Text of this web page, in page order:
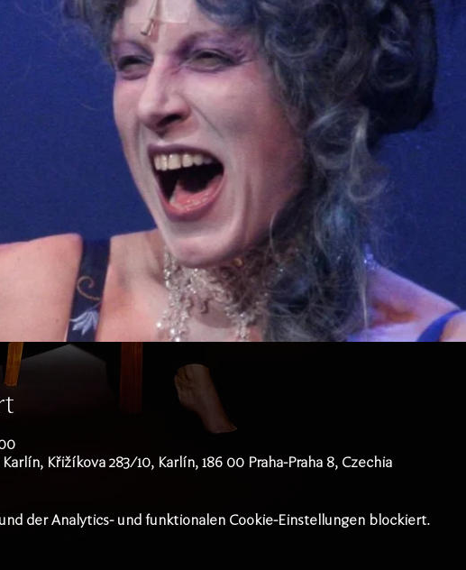
Křižíkova 283/10, Karlín, 186 00 Praha-Praha 8, Czechia
der Analytics- und funktionalen Cookie-Einstellungen blockiert.